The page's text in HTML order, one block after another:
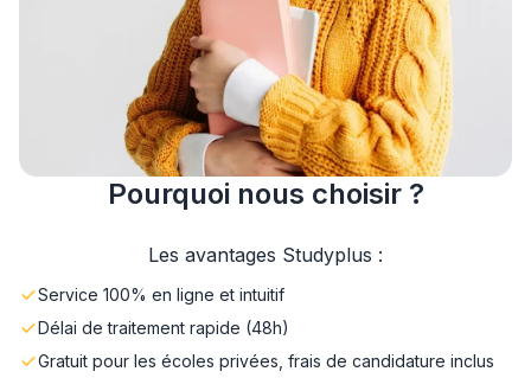
Pourquoi nous choisir ?
Les avantages Studyplus :
Service 100% en ligne et intuitif
Délai de traitement rapide (48h)
Gratuit pour les écoles privées, frais de candidature inclus